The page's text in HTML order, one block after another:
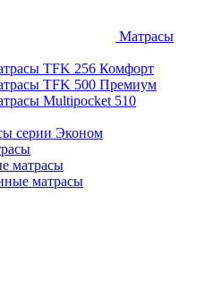
Матрасы
TFK 256 Комфорт
TFK 500 Премиум
Multipocket 510
серии Эконом
матрасы
матрасы